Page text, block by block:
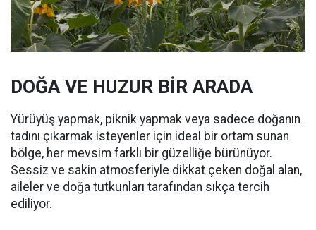
DOĞA VE HUZUR BİR ARADA
Yürüyüş yapmak, piknik yapmak veya sadece doğanın
tadını çıkarmak isteyenler için ideal bir ortam sunan
bölge, her mevsim farklı bir güzelliğe bürünüyor.
Sessiz ve sakin atmosferiyle dikkat çeken doğal alan,
aileler ve doğa tutkunları tarafından sıkça tercih
ediliyor.